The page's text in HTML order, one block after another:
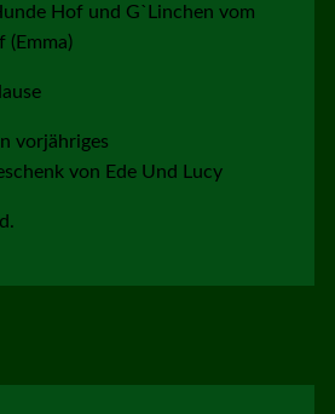
Hof und G`Linchen vom
(Emma)